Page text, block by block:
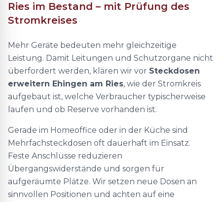
Ries im Bestand – mit Prüfung des
Stromkreises
Mehr Geräte bedeuten mehr gleichzeitige
Leistung. Damit Leitungen und Schutzorgane nicht
überfordert werden, klären wir vor Steckdosen
erweitern Ehingen am Ries, wie der Stromkreis
aufgebaut ist, welche Verbraucher typischerweise
laufen und ob Reserve vorhanden ist.
Gerade im Homeoffice oder in der Küche sind
Mehrfachsteckdosen oft dauerhaft im Einsatz.
Feste Anschlüsse reduzieren
Übergangswiderstände und sorgen für
aufgeräumte Plätze. Wir setzen neue Dosen an
sinnvollen Positionen und achten auf eine